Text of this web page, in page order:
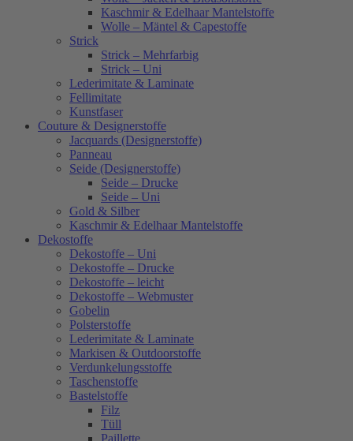
Kaschmir & Edelhaar Mantelstoffe
Wolle – Mäntel & Capestoffe
Strick
Strick – Mehrfarbig
Strick – Uni
Lederimitate & Laminate
Fellimitate
Kunstfaser
Couture & Designerstoffe
Jacquards (Designerstoffe)
Panneau
Seide (Designerstoffe)
Seide – Drucke
Seide – Uni
Gold & Silber
Kaschmir & Edelhaar Mantelstoffe
Dekostoffe
Dekostoffe – Uni
Dekostoffe – Drucke
Dekostoffe – leicht
Dekostoffe – Webmuster
Gobelin
Polsterstoffe
Lederimitate & Laminate
Markisen & Outdoorstoffe
Verdunkelungsstoffe
Taschenstoffe
Bastelstoffe
Filz
Tüll